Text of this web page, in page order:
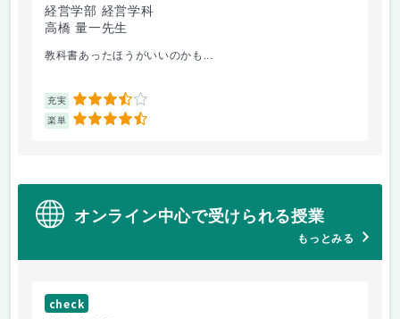
経営学部 経営学科
高橋 量一先生
教科書あったほうがいいのかも...
充実 3.5
楽単 4.5
オンライン中心で受けられる授業
もっとみる
check